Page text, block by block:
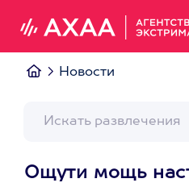
Новости
Ощути мощь